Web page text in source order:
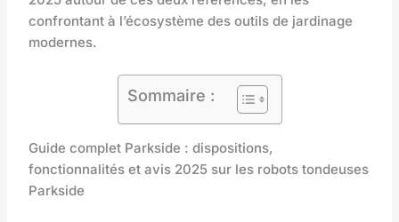
confrontant à l’écosystème des outils de jardinage
modernes.
Sommaire :
Guide complet Parkside : dispositions,
fonctionnalités et avis 2025 sur les robots tondeuses
Parkside